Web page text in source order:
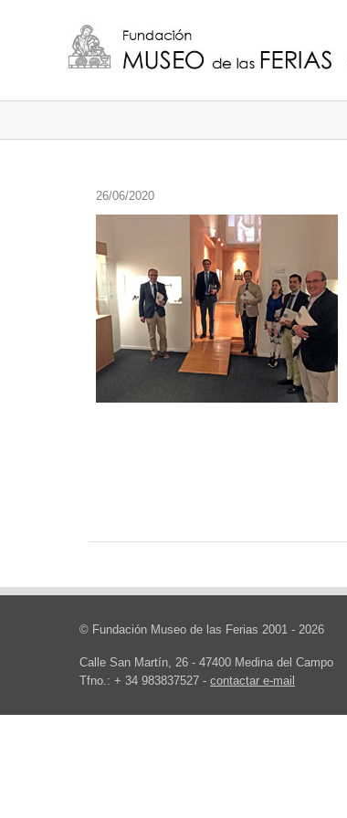
26/06/2020
© Fundación Museo de las Ferias 2001 - 2026
Calle San Martín, 26 - 47400 Medina del Campo
Tfno.: + 34 983837527 - contactar e-mail